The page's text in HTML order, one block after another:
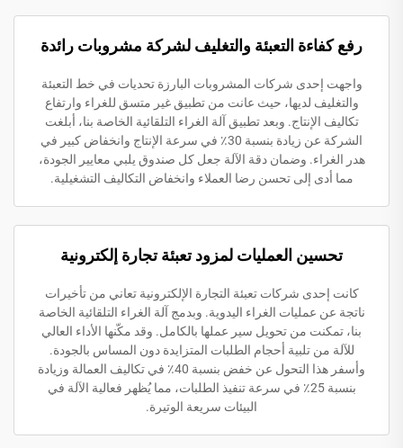
رفع كفاءة التعبئة والتغليف لشركة مشروبات رائدة
واجهت إحدى شركات المشروبات البارزة تحديات في خط التعبئة
والتغليف لديها، حيث عانت من تطبيق غير متسق للغراء وارتفاع
تكاليف الإنتاج. وبعد تطبيق آلة الغراء التلقائية الخاصة بنا، أبلغت
الشركة عن زيادة بنسبة 30٪ في سرعة الإنتاج وانخفاض كبير في
هدر الغراء. وضمان دقة الآلة جعل كل صندوق يلبي معايير الجودة،
مما أدى إلى تحسن رضا العملاء وانخفاض التكاليف التشغيلية.
تحسين العمليات لمزود تعبئة تجارة إلكترونية
كانت إحدى شركات تعبئة التجارة الإلكترونية تعاني من تأخيرات
ناتجة عن عمليات الغراء اليدوية. وبدمج آلة الغراء التلقائية الخاصة
بنا، تمكنت من تحويل سير عملها بالكامل. وقد مكّنها الأداء العالي
للآلة من تلبية أحجام الطلبات المتزايدة دون المساس بالجودة.
وأسفر هذا التحول عن خفض بنسبة 40٪ في تكاليف العمالة وزيادة
بنسبة 25٪ في سرعة تنفيذ الطلبات، مما يُظهر فعالية الآلة في
البيئات سريعة الوتيرة.